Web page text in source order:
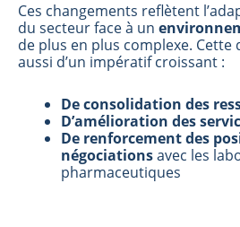
Ces changements reflètent
du secteur face à un
de plus en plus complexe.
aussi d’un impératif croissant :
De consolidation des
D’amélioration des
De renforcement des
négociationsavec les
pharmaceutiques